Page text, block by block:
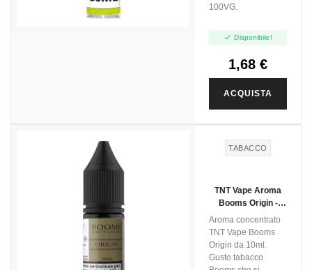
100VG.
 Disponibile!
1,68 €
ACQUISTA
TABACCO
TNT Vape Aroma
Booms Origin -
10ml
Aroma concentrato
TNT Vape Booms
Origin da 10ml.
Gusto tabacco